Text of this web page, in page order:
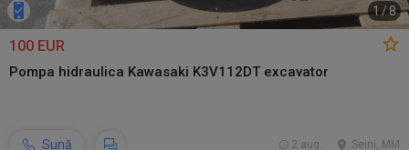
1 /8
100 EUR
Pompa hidraulica Kawasaki K3V112DT excavator
Sună Seini, MM
2 aug.